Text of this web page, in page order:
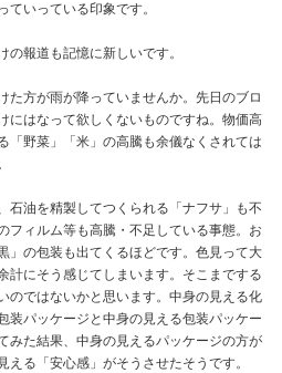
いっている印象です。
報道も記憶に新しいです。
た方が雨が降っていませんか。先日のブロ
にはなって欲しくないものですね。物価高
「野菜」「米」の高騰も余儀なくされては
石油を精製してつくられる「ナフサ」も不
フィルム等も高騰・不足している事態。お
」の包装も出てくるほどです。色見って大
計にそう感じてしまいます。そこまでする
のではないかと思います。中身の見える化
装パッケージと中身の見える包装パッケー
みた結果、中身の見えるパッケージの方が
る「安心感」がそうさせたそうです。